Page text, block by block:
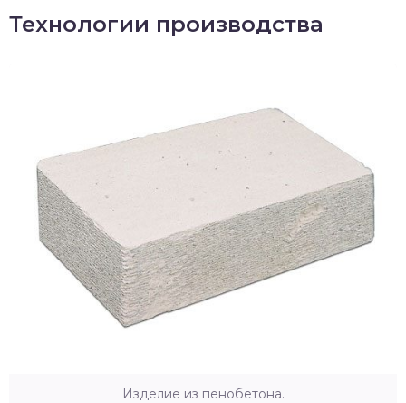
Технологии производства
Изделие из пенобетона.